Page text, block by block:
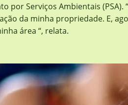
por Serviços Ambientais
da minha propriedade. E,
área “, relata.